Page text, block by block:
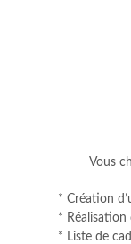
Vous
* Création
* Réalisation
* Liste de